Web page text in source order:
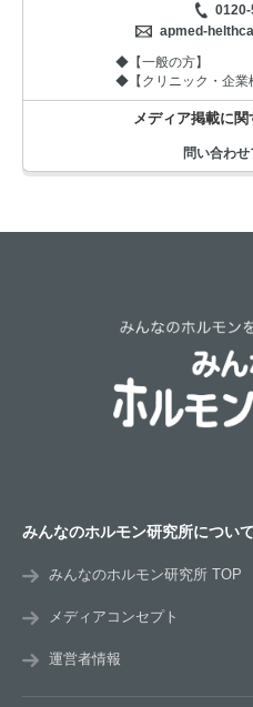
apmed-
◆【一般の方】
◆【クリニック・企業
メディア掲載に
問い合わ
みんなのホルモン研究所について
みんなのホルモン研究所 TOP
メディアコンセプト
運営者情報